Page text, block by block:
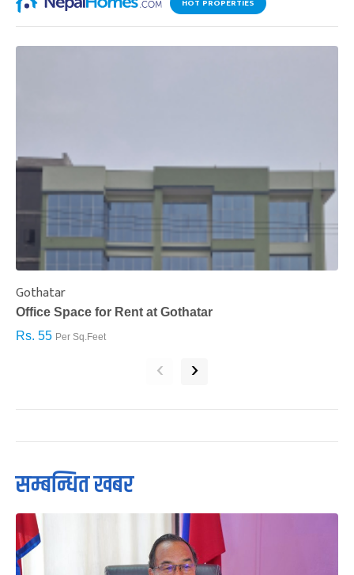
HOT PROPERTIES
Gothatar
Office Space for Rent at Gothatar
Rs. 55 Per Sq.Feet
‹ ›
सम्बन्धित खबर